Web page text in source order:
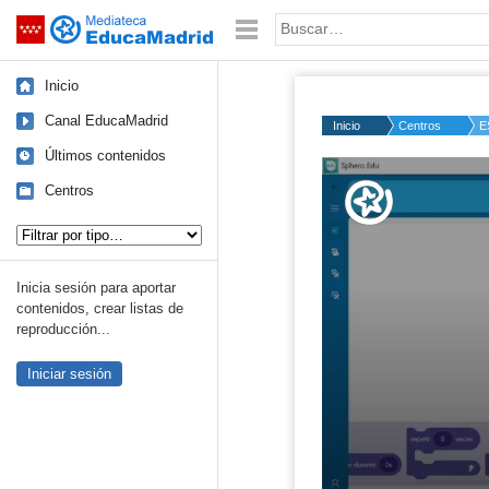
Saltar navegación Palabra o frase:
Inicio
Canal EducaMadrid
Últimos contenidos
Centros
Inicia sesión para aportar
contenidos, crear listas de
reproducción...
Iniciar sesión
Inicio Centros
Volume
50%